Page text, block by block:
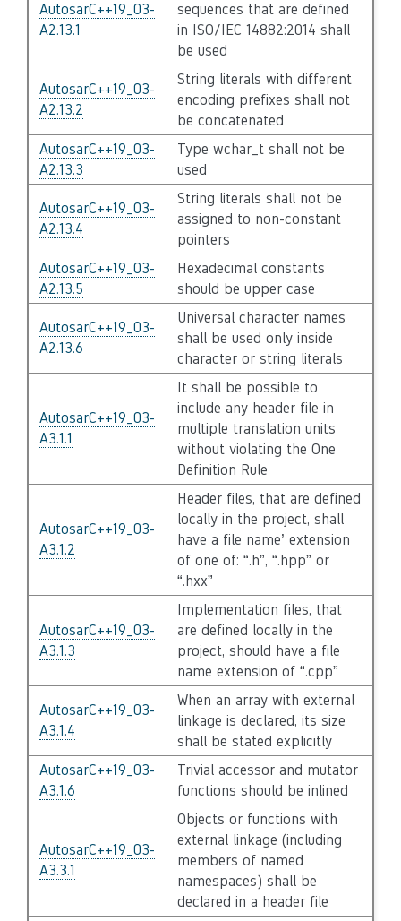
AutosarC++19_03-
A2.13.1
sequences that are defined
in ISO/IEC 14882:2014 shall
be used
AutosarC++19_03-
A2.13.2
String literals with different
encoding prefixes shall not
be concatenated
AutosarC++19_03-
A2.13.3
Type wchar_t shall not be
used
AutosarC++19_03-
A2.13.4
String literals shall not be
assigned to non-constant
pointers
AutosarC++19_03-
A2.13.5
Hexadecimal constants
should be upper case
AutosarC++19_03-
A2.13.6
Universal character names
shall be used only inside
character or string literals
AutosarC++19_03-
A3.1.1
It shall be possible to
include any header file in
multiple translation units
without violating the One
Definition Rule
AutosarC++19_03-
A3.1.2
Header files, that are defined
locally in the project, shall
have a file name’ extension
of one of: “.h”, “.hpp” or
“.hxx”
AutosarC++19_03-
A3.1.3
Implementation files, that
are defined locally in the
project, should have a file
name extension of “.cpp”
AutosarC++19_03-
A3.1.4
When an array with external
linkage is declared, its size
shall be stated explicitly
AutosarC++19_03-
A3.1.6
Trivial accessor and mutator
functions should be inlined
AutosarC++19_03-
A3.3.1
Objects or functions with
external linkage (including
members of named
namespaces) shall be
declared in a header file